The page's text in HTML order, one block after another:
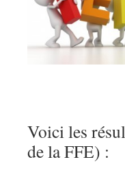
Voici les
de la FFE) :